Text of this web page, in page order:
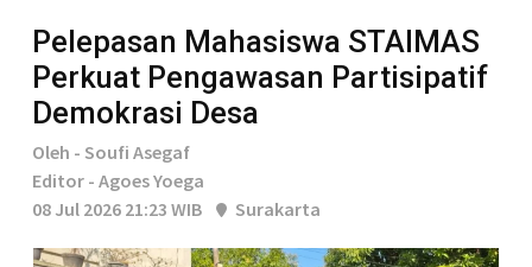
Pelepasan Mahasiswa STAIMAS
Perkuat Pengawasan Partisipatif
Demokrasi Desa
Oleh - Soufi Asegaf
Editor - Agoes Yoega
08 Jul 2026 21:23 WIB
Surakarta